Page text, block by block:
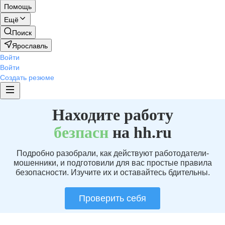
Помощь
Ещё
Поиск
Ярославль
Войти
Войти
Создать резюме
Находите работу
безпаснна hh.ru
Подробно разобрали, как действуют работодатели-
мошенники, и подготовили для вас простые правила
безопасности. Изучите их и оставайтесь бдительны.
Проверить себя